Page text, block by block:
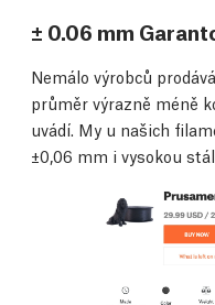
± 0.06 mm
Nemálo výrobců
průměr výrazně méně
uvádí. My u našich
±0,06 mm i vysokou